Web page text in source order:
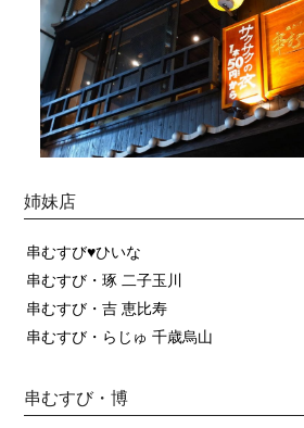
姉妹店
串むすび♥ひいな
串むすび・琢 二子玉川
串むすび・吉 恵比寿
串むすび・らじゅ 千歳烏山
串むすび・博